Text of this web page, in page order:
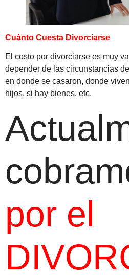
Cuánto Cuesta Divorciarse
El costo por divorciarse es muy
depender de las circunstancias
en donde se casaron, donde
hijos, si hay bienes, etc.
por el